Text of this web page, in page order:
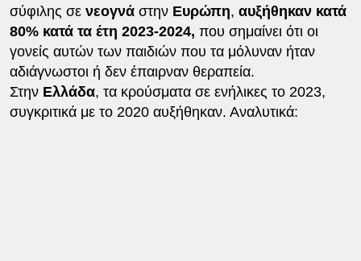
σύφιλης σε νεογνάστην Ευρώπη, αυξήθηκαν κατά
80% κατά τα έτη 2023-2024, που σημαίνει ότι οι
γονείς αυτών των παιδιών που τα μόλυναν ήταν
αδιάγνωστοι ή δεν έπαιρναν θεραπεία.
Στην Ελλάδα, τα κρούσματα σε ενήλικες το 2023,
συγκριτικά με το 2020 αυξήθηκαν. Αναλυτικά: